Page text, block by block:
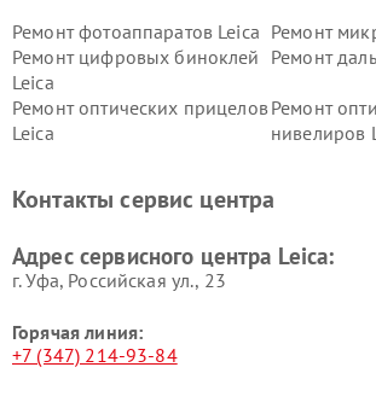
Ремонт фотоаппаратов Leica Ремонт
Ремонт цифровых биноклей
Leica
Ремонт
Ремонт оптических прицелов
Leica
Ремонт
нивелиров
Контакты сервис центра
Адрес сервисного центра Leica:
г. Уфа, Российская ул., 23
Горячая линия:
+7 (347) 214-93-84